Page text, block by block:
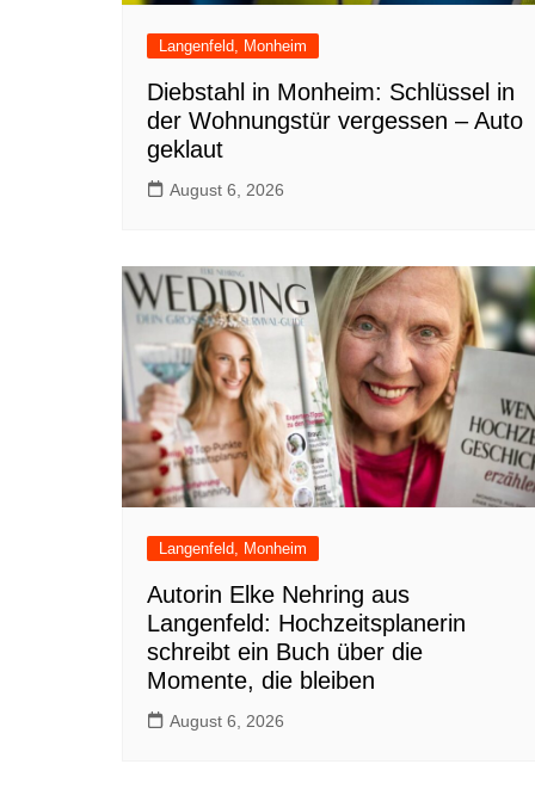
Langenfeld, Monheim
Diebstahl in Monheim: Schlüssel in
der Wohnungstür vergessen – Auto
geklaut
August 6, 2026
Langenfeld, Monheim
Autorin Elke Nehring aus
Langenfeld: Hochzeitsplanerin
schreibt ein Buch über die
Momente, die bleiben
August 6, 2026